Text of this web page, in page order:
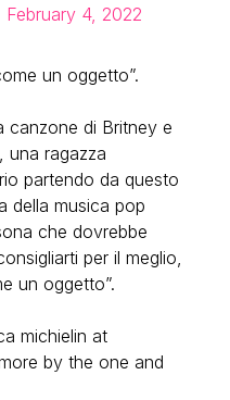
February 4, 2022
un oggetto”.
canzone di Britney e
una ragazza
partendo da questo
della musica pop
che dovrebbe
per il meglio,
un oggetto”.
michielin at
by the one and